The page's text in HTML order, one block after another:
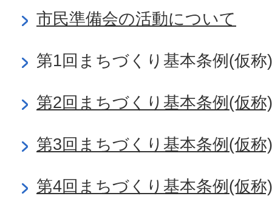
市民準備会の活動について
第1回まちづくり基本条例(仮称
第2回まちづくり基本条例(仮称
第3回まちづくり基本条例(仮称
第4回まちづくり基本条例(仮称